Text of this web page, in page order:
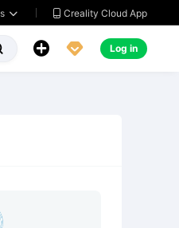
  Creality Cloud App
  Log in